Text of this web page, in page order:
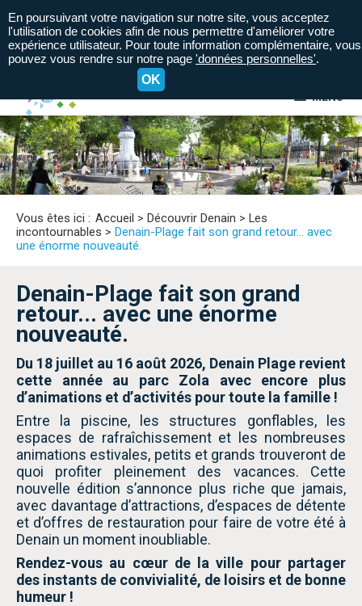
MENU
A= A- A+
Vous êtes ici : Accueil > Découvrir Denain > Les
incontournables > Denain-Plage fait son grand retour... avec
une énorme nouveauté.
Denain-Plage fait son grand
retour... avec une énorme
nouveauté.
Du 18 juillet au 16 août 2026, Denain Plage revient
cette année au parc Zola avec encore plus
d’animations et d’activités pour toute la famille !
Entre la piscine, les structures gonflables, les
espaces de rafraîchissement et les nombreuses
animations estivales, petits et grands trouveront de
quoi profiter pleinement des vacances. Cette
nouvelle édition s’annonce plus riche que jamais,
avec davantage d’attractions, d’espaces de détente
et d’offres de restauration pour faire de votre été à
Denain un moment inoubliable.
Rendez-vous au cœur de la ville pour partager
des instants de convivialité, de loisirs et de bonne
humeur !
En poursuivant votre navigation sur notre site, vous acceptez
l'utilisation de cookies afin de nous permettre d'améliorer votre
expérience utilisateur. Pour toute information complémentaire, vous
pouvez vous rendre sur notre page 'données personnelles'.
OK